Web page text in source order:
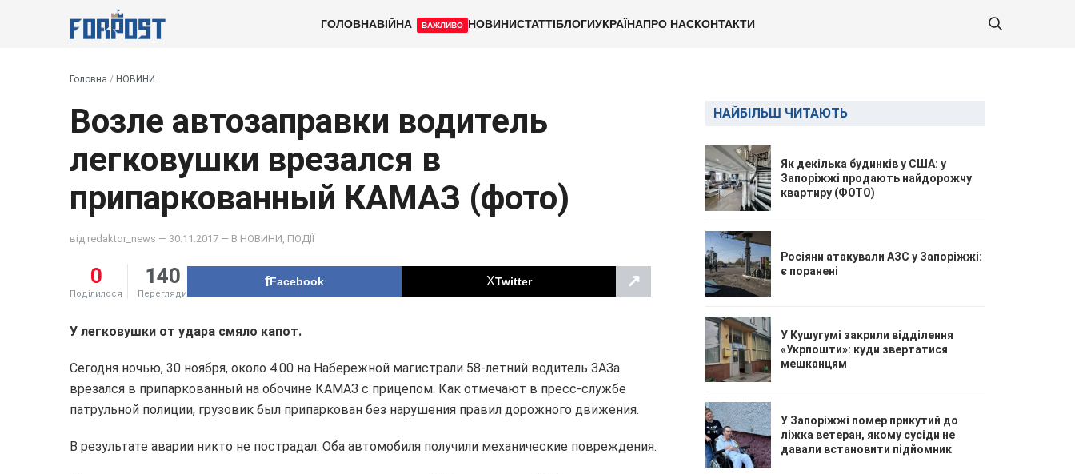
ГОЛОВНАВІЙНА ВАЖЛИВО НОВИНИСТАТТІБЛОГИУКРАЇНАПРО НАСКОНТАКТИ
Головна / НОВИНИ
Возле автозаправки водитель
легковушки врезался в
припаркованный КАМАЗ (фото)
від redaktor_news — 30.11.2017 — В НОВИНИ ПОДІЇ
0
Поділилося
140
Перегляди
Facebook Twitter ↗
У легковушки от удара смяло капот.
Сегодня ночью, 30 ноября, около 4.00 на Набережной магистрали 58-летний водитель ЗАЗа
врезался в припаркованный на обочине КАМАЗ с прицепом. Как отмечают в пресс-службе
патрульной полиции, грузовик был припаркован без нарушения правил дорожного движения.
В результате аварии никто не пострадал. Оба автомобиля получили механические повреждения.
НАЙБІЛЬШ ЧИТАЮТЬ
Як декілька будинків у США: у
Запоріжжі продають найдорожчу
квартиру (ФОТО)
Росіяни атакували АЗС у Запоріжжі:
є поранені
У Кушугумі закрили відділення
«Укрпошти»: куди звертатися
мешканцям
У Запоріжжі помер прикутий до
ліжка ветеран, якому сусіди не
давали встановити підйомник